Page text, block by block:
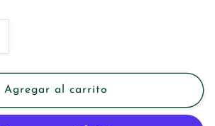
Agregar al carrito